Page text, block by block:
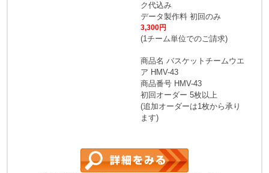
ク代込み
データ製作料 初回のみ
3,300円
(1チーム単位でのご請求)
商品名 バスケットチームウエ
ア HMV-43
商品番号 HMV-43
初回オーダー 5枚以上
(追加オーダーは1枚から承り
ます)